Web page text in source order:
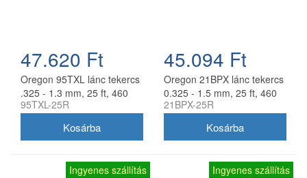
47.620 Ft
Oregon 95TXL lánc tekercs
.325 - 1.3 mm, 25 ft, 460
szem
95TXL-25R
45.094 Ft
Oregon 21BPX lánc tekercs
0.325 - 1.5 mm, 25 ft, 460
szem
21BPX-25R
Ingyenes szállítás Ingyenes szállítás